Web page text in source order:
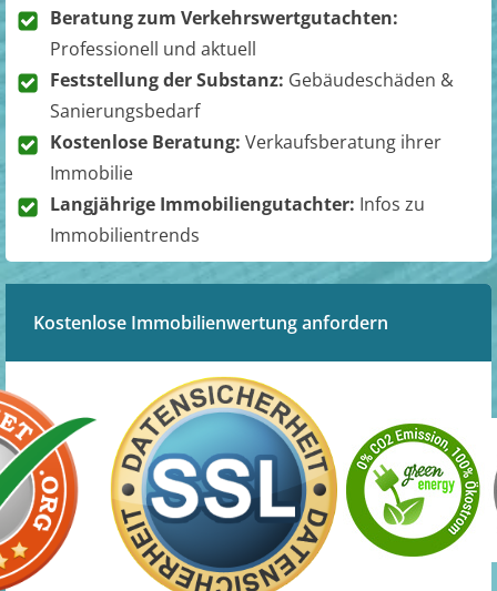
Beratung zum Verkehrswertgutachten:
Professionell und aktuell
Feststellung der Substanz: Gebäudeschäden &
Sanierungsbedarf
Kostenlose Beratung: Verkaufsberatung ihrer
Immobilie
Langjährige Immobiliengutachter: Infos zu
Immobilientrends
Kostenlose Immobilienwertung anfordern